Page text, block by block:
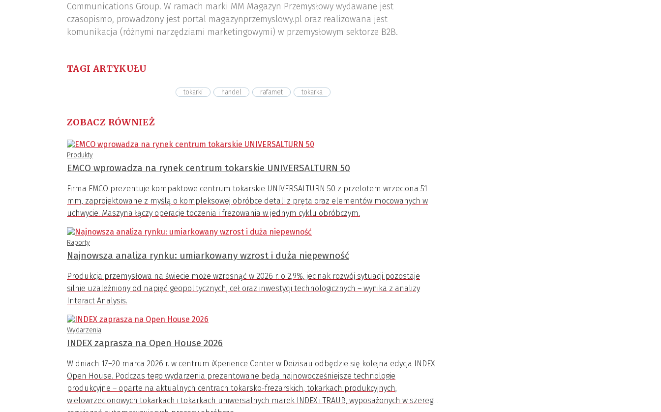
Communications Group. W ramach marki MM Magazyn Przemysłowy wydawane jest
czasopismo, prowadzony jest portal magazynprzemyslowy.pl oraz realizowana jest
komunikacja (różnymi narzędziami marketingowymi) w przemysłowym sektorze B2B.
TAGI ARTYKUŁU
tokarki handel rafamet tokarka
ZOBACZ RÓWNIEŻ
Produkty
EMCO wprowadza na rynek centrum tokarskie UNIVERSALTURN 50
Firma EMCO prezentuje kompaktowe centrum tokarskie UNIVERSALTURN 50 z przelotem wrzeciona 51
mm, zaprojektowane z myślą o kompleksowej obróbce detali z pręta oraz elementów mocowanych w
uchwycie. Maszyna łączy operacje toczenia i frezowania w jednym cyklu obróbczym.
Raporty
Najnowsza analiza rynku: umiarkowany wzrost i duża niepewność
Produkcja przemysłowa na świecie może wzrosnąć w 2026 r. o 2,9%, jednak rozwój sytuacji pozostaje
silnie uzależniony od napięć geopolitycznych, ceł oraz inwestycji technologicznych – wynika z analizy
Interact Analysis.
Wydarzenia
INDEX zaprasza na Open House 2026
W dniach 17–20 marca 2026 r. w centrum iXperience Center w Deizisau odbędzie się kolejna edycja INDEX
Open House. Podczas tego wydarzenia prezentowane będą najnowocześniejsze technologie
produkcyjne – oparte na aktualnych centrach tokarsko-frezarskich, tokarkach produkcyjnych,
wielowrzecionowych tokarkach i tokarkach uniwersalnych marek INDEX i TRAUB, wyposażonych w szereg